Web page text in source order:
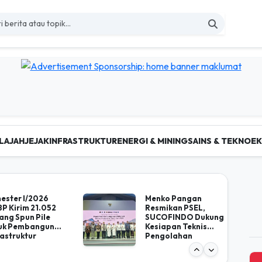
JEJAKINFRASTRUKTURENERGI & MININGSAINS & TEKNO
Nasional Terkini
I/2026
Kirim 21.052
Spun Pile
Pembangunan
Menko Pangan
Resmikan PSEL,
SUCOFINDO Dukung
Kesiapan Teknis
Pengolahan
Sampah menjadi